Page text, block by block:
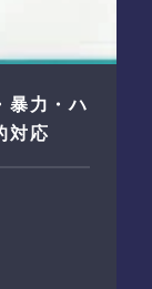
暴力・ハ
対応